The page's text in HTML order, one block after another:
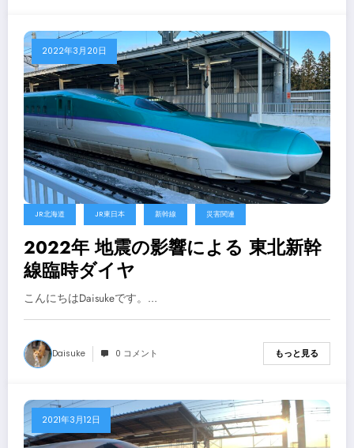
2022年3月20日
JR北海道 JR東日本 新幹線 災害関連
2022年 地震の影響による 東北新幹
線臨時ダイヤ
こんにちはDaisukeです。…
Daisuke 0 コメント もっと見る
2021年3月12日